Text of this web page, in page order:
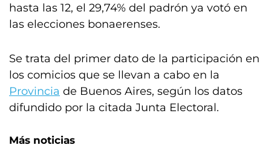
hasta las 12, el 29,74% del padrón ya votó en
las elecciones bonaerenses.
Se trata del primer dato de la participación en
los comicios que se llevan a cabo en la
Provincia de Buenos Aires, según los datos
difundido por la citada Junta Electoral.
Más noticias